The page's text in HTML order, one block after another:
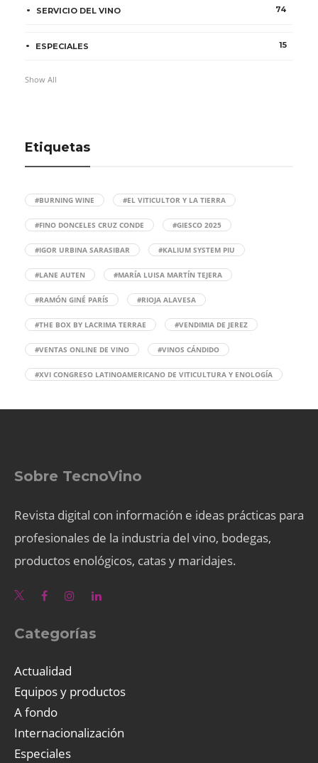
SERVICIO DEL VINO
74
ESPECIALES 15
Show All
Etiquetas
#BURNING WINE #EL VITICULTOR Y LA TIERRA
#FINO DONCELES CRUZ CONDE #GIESCO 2025
#IGOR URBINA SARASIBAR #KALIUM SYSTEM PIU
#LANE AUTEN #MARÍA LUISA MARTÍN TEJERA
#RAMÓN GINÉ PARÍS #RIOJA ALAVESA
#THE BOX BY LACRIMA TERRAE #VENDIMIA DE JEREZ
#VENTAS ONLINE DE VINO #VINOS CÁNDIDO
#XVI CONGRESO LATINOAMERICANO DE VITICULTURA Y ENOLOGÍA
Sobre TecnoVino
Revista digital con información e ideas prácticas para
profesionales de la industria del vino, bodegas,
productos enológicos, catas y maridajes.
Categorías
Actualidad
Equipos y productos
A fondo
Internacionalización
Especiales